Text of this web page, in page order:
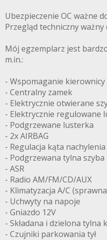
Ubezpieczenie OC ważne
Przegląd techniczny ważny
Mój egzemplarz jest
m.in.:
- Wspomaganie kierownicy
- Centralny zamek
- Elektrycznie otwierane
- Elektrycznie regulowane
- Podgrzewane lusterka
- 2x AIRBAG
- Regulacja kąta nachylenia
- Podgrzewana tylna szyba
- ASR
- Radio AM/FM/CD/AUX
- Klimatyzacja A/C
- Uchwyty na napoje
- Gniazdo 12V
- Składana i dzielona tylna
- Czujniki parkowania tył